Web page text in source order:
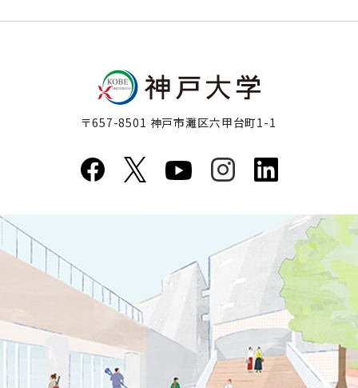
〒657-8501 神戸市灘区六甲台町1-1